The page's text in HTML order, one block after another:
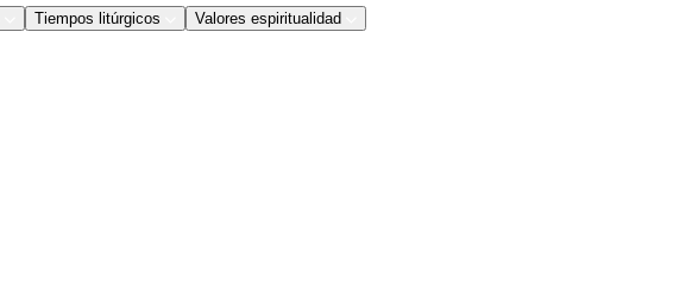
Tiempos litúrgicos Valores espiritualidad